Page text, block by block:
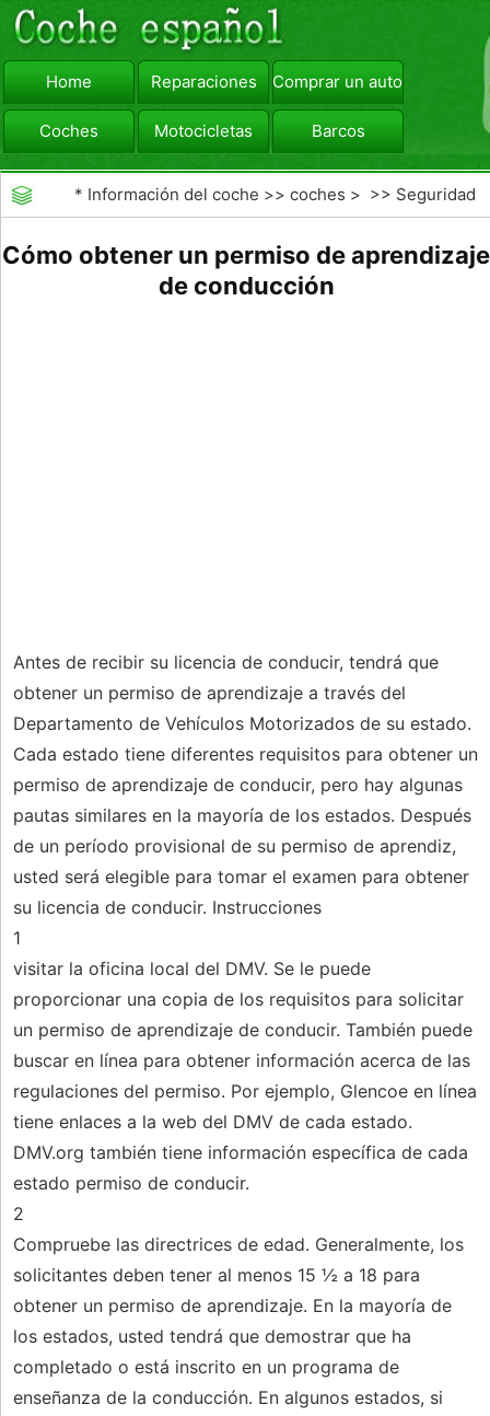
Home Reparaciones Comprar un automóvil
Coches Motocicletas Barcos
viajar Camiones
* Información del coche >>coches > >> Seguridad
Cómo obtener un permiso de aprendizaje
de conducción
Antes de recibir su licencia de conducir, tendrá que
obtener un permiso de aprendizaje a través del
Departamento de Vehículos Motorizados de su estado.
Cada estado tiene diferentes requisitos para obtener un
permiso de aprendizaje de conducir, pero hay algunas
pautas similares en la mayoría de los estados. Después
de un período provisional de su permiso de aprendiz,
usted será elegible para tomar el examen para obtener
su licencia de conducir. Instrucciones
1
visitar la oficina local del DMV. Se le puede
proporcionar una copia de los requisitos para solicitar
un permiso de aprendizaje de conducir. También puede
buscar en línea para obtener información acerca de las
regulaciones del permiso. Por ejemplo, Glencoe en línea
tiene enlaces a la web del DMV de cada estado.
DMV.org también tiene información específica de cada
estado permiso de conducir.
2
Compruebe las directrices de edad. Generalmente, los
solicitantes deben tener al menos 15 ½ a 18 para
obtener un permiso de aprendizaje. En la mayoría de
los estados, usted tendrá que demostrar que ha
completado o está inscrito en un programa de
enseñanza de la conducción. En algunos estados, si